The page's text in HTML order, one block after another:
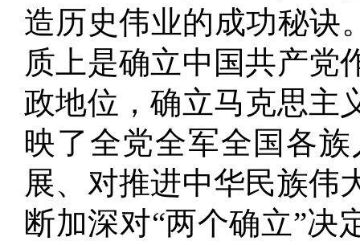
造历史伟业的成功秘诀
质上是确立中国共产党
政地位，确立马克思主
映了全党全军全国各
展、对推进中华民族伟
断加深对“两个确立”决